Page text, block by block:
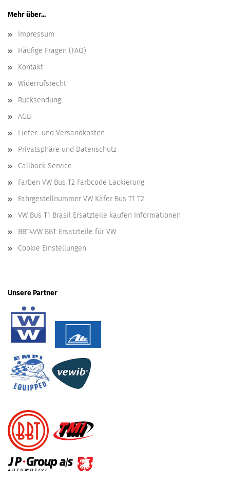
Mehr über...
Impressum
Häufige Fragen (FAQ)
Kontakt
Widerrufsrecht
Rücksendung
AGB
Liefer- und Versandkosten
Privatsphäre und Datenschutz
Callback Service
Farben VW Bus T2 Farbcode Lackierung
Fahrgestellnummer VW Käfer Bus T1 T2
VW Bus T1 Brasil Ersatzteile kaufen Informationen
BBT4VW BBT Ersatzteile für VW
Cookie Einstellungen
Unsere Partner